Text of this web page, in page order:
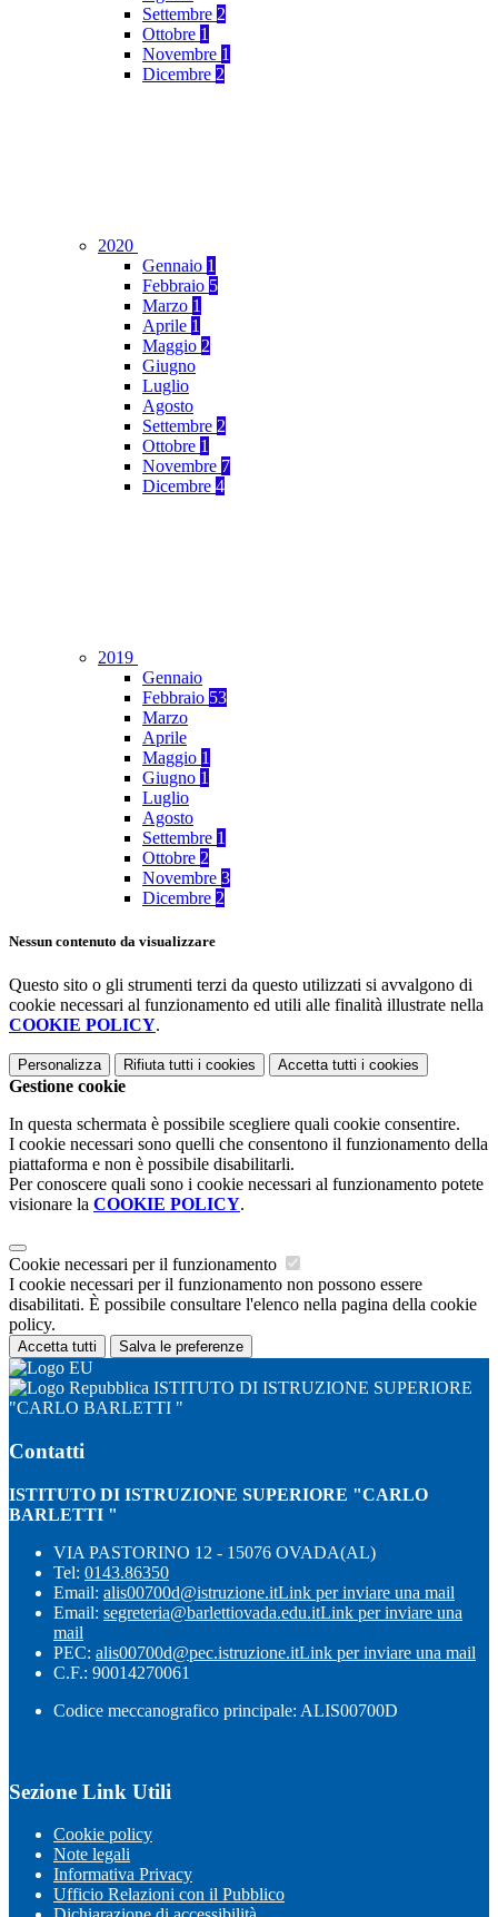
Settembre 2
Ottobre 1
Novembre 1
Dicembre 2
2020
Gennaio 1
Febbraio 5
Marzo 1
Aprile 1
Maggio 2
Giugno
Luglio
Agosto
Settembre 2
Ottobre 1
Novembre 7
Dicembre 4
2019
Gennaio
Febbraio 53
Marzo
Aprile
Maggio 1
Giugno 1
Luglio
Agosto
Settembre 1
Ottobre 2
Novembre 3
Dicembre 2
Nessun contenuto da visualizzare
Questo sito o gli strumenti terzi da questo utilizzati si avvalgono di
cookie necessari al funzionamento ed utili alle finalità illustrate nella
COOKIE POLICY.
Personalizza Rifiuta tutti i cookies Accetta tutti i cookies
Gestione cookie
In questa schermata è possibile scegliere quali cookie consentire.
I cookie necessari sono quelli che consentono il funzionamento della
piattaforma e non è possibile disabilitarli.
Per conoscere quali sono i cookie necessari al funzionamento potete
visionare la COOKIE POLICY.
Cookie necessari per il funzionamento
I cookie necessari per il funzionamento non possono essere
disabilitati. È possibile consultare l'elenco nella pagina della cookie
policy.
Accetta tutti Salva le preferenze
ISTITUTO DI ISTRUZIONE SUPERIORE
"CARLO BARLETTI "
Contatti
ISTITUTO DI ISTRUZIONE SUPERIORE "CARLO
BARLETTI "
VIA PASTORINO 12 - 15076 OVADA(AL)
Tel: 0143.86350
Email: alis00700d@istruzione.itLink per inviare una mail
Email: segreteria@barlettiovada.edu.itLink per inviare una
mail
PEC: alis00700d@pec.istruzione.itLink per inviare una mail
C.F.: 90014270061
Codice meccanografico principale: ALIS00700D
Sezione Link Utili
Cookie policy
Note legali
Informativa Privacy
Ufficio Relazioni con il Pubblico